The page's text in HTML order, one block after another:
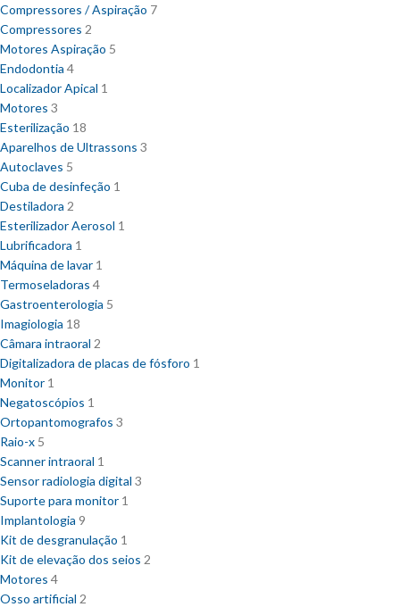
Compressores / Aspiração 7
Compressores 2
Motores Aspiração 5
Endodontia 4
Localizador Apical 1
Motores 3
Esterilização 18
Aparelhos de Ultrassons 3
Autoclaves 5
Cuba de desinfeção 1
Destiladora 2
Esterilizador Aerosol 1
Lubrificadora 1
Máquina de lavar 1
Termoseladoras 4
Gastroenterologia 5
Imagiologia 18
Câmara intraoral 2
Digitalizadora de placas de fósforo 1
Monitor 1
Negatoscópios 1
Ortopantomografos 3
Raio-x 5
Scanner intraoral 1
Sensor radiologia digital 3
Suporte para monitor 1
Implantologia 9
Kit de desgranulação 1
Kit de elevação dos seios 2
Motores 4
Osso artificial 2